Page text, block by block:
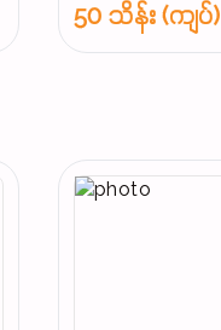
50 သိန်း (ကျပ်)